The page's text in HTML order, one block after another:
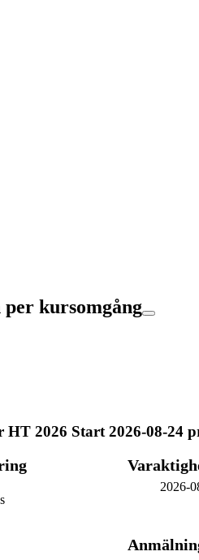
kursomgång
HT 2026 Start 2026-08-24
2026-